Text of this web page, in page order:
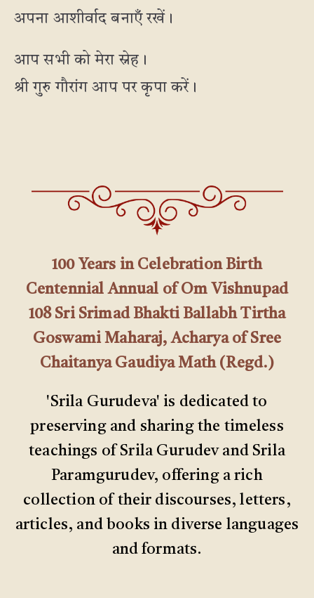
अपना आशीर्वाद बनाएँ रखें।
आप सभी को मेरा स्नेह।
श्री गुरु गौरांग आप पर कृपा करें।
100 Years in Celebration Birth
Centennial Annual of Om Vishnupad
108 Sri Srimad Bhakti Ballabh Tirtha
Goswami Maharaj, Acharya of Sree
Chaitanya Gaudiya Math (Regd.)
'Srila Gurudeva' is dedicated to
preserving and sharing the timeless
teachings of Srila Gurudev and Srila
Paramgurudev, offering a rich
collection of their discourses, letters,
articles, and books in diverse languages
and formats.